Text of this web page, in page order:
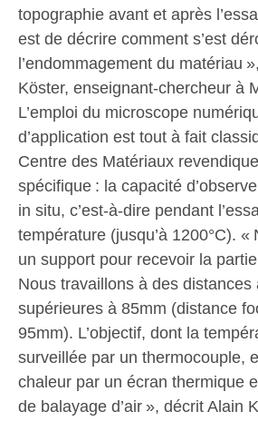
topographie avant et après
est de décrire comment s’est
l’endommagement du matériau
Köster, enseignant-chercheur à
L’emploi du microscope
d’application est tout à fait
Centre des Matériaux
spécifique : la capacité
in situ, c’est-à-dire pendant
température (jusqu’à 1200°C). «
un support pour recevoir la
Nous travaillons à des distances
supérieures à 85mm (distance
95mm). L’objectif, dont la
surveillée par un thermocouple,
chaleur par un écran thermique
de balayage d’air », décrit Alain